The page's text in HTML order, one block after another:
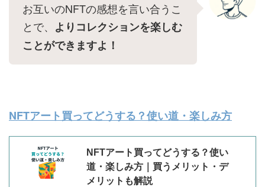
お互いのNFTの感想を言い合うこ
とで、 よりコレクションを楽しむ
ことができますよ！
NFTアート買ってどうする？使い道・楽しみ方
NFTアート買ってどうする？使い
道・楽しみ方｜買うメリット・デ
メリットも解説